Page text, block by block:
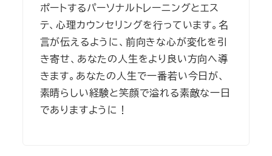
ポートするパーソナルトレーニングとエス
テ、心理カウンセリングを行っています。名
言が伝えるように、前向きな心が変化を引
き寄せ、あなたの人生をより良い方向へ導
きます。あなたの人生で一番若い今日が、
素晴らしい経験と笑顔で溢れる素敵な一日
でありますように！